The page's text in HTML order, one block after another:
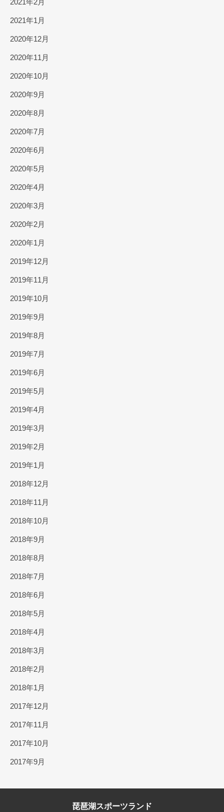
2021年2月
2021年1月
2020年12月
2020年11月
2020年10月
2020年9月
2020年8月
2020年7月
2020年6月
2020年5月
2020年4月
2020年3月
2020年2月
2020年1月
2019年12月
2019年11月
2019年10月
2019年9月
2019年8月
2019年7月
2019年6月
2019年5月
2019年4月
2019年3月
2019年2月
2019年1月
2018年12月
2018年11月
2018年10月
2018年9月
2018年8月
2018年7月
2018年6月
2018年5月
2018年4月
2018年3月
2018年2月
2018年1月
2017年12月
2017年11月
2017年10月
2017年9月
琵琶湖スポーツランド